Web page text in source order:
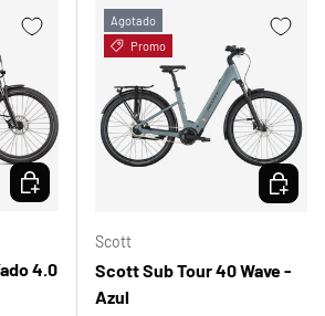
4.0
ELEGIR OPCIONES
Agotado
Promo
Scott
Scott Sub Tour 40 Wave -
Azul
ELEGIR